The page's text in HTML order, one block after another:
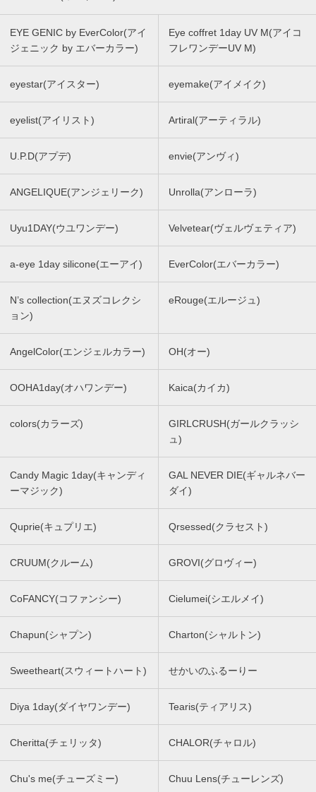
EYE GENIC by EverColor(アイ
ジェニック by エバーカラー)
Eye coffret 1day UV M(アイコ
フレワンデーUV M)
eyestar(アイスター) eyemake(アイメイク)
eyelist(アイリスト) Artiral(アーティラル)
U.P.D(アプデ) envie(アンヴィ)
ANGELIQUE(アンジェリーク) Unrolla(アンローラ)
Uyu1DAY(ウユワンデー) Velvetear(ヴェルヴェティア)
a-eye 1day silicone(エーアイ) EverColor(エバーカラー)
N’s collection(エヌズコレクシ
ョン)
eRouge(エルージュ)
AngelColor(エンジェルカラー) OH(オー)
OOHA1day(オハワンデー) Kaica(カイカ)
colors(カラーズ)
GIRLCRUSH(ガールクラッシ
ュ)
Candy Magic 1day(キャンディ
ーマジック)
GAL NEVER DIE(ギャルネバー
ダイ)
Quprie(キュプリエ) Qrsessed(クラセスト)
CRUUM(クルーム) GROVI(グロヴィー)
CoFANCY(コファンシー) Cielumei(シエルメイ)
Chapun(シャプン) Charton(シャルトン)
Sweetheart(スウィートハート) せかいのふるーりー
Diya 1day(ダイヤワンデー) Tearis(ティアリス)
Cheritta(チェリッタ) CHALOR(チャロル)
Chu's me(チューズミー) Chuu Lens(チューレンズ)